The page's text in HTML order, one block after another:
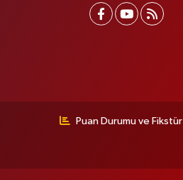
Puan Durumu ve Fikstür